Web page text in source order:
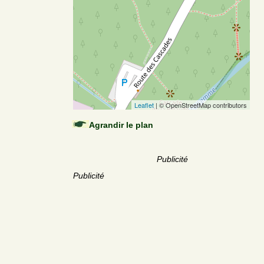
Leaflet | © OpenStreetMap contributors
Agrandir le plan
Publicité
Publicité